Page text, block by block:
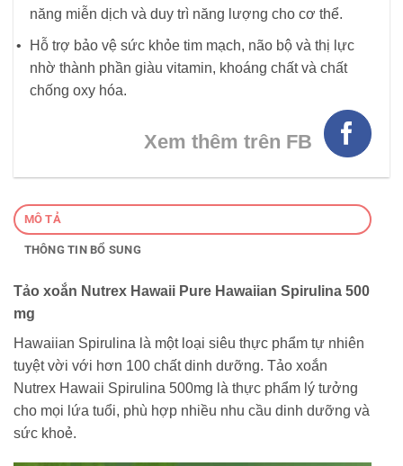
năng miễn dịch và duy trì năng lượng cho cơ thể.
Hỗ trợ bảo vệ sức khỏe tim mạch, não bộ và thị lực
nhờ thành phần giàu vitamin, khoáng chất và chất
chống oxy hóa.
Xem thêm trên FB
MÔ TẢ
THÔNG TIN BỔ SUNG
Tảo xoắn Nutrex Hawaii Pure Hawaiian Spirulina 500
mg
Hawaiian Spirulina là một loại siêu thực phẩm tự nhiên
tuyệt vời với hơn 100 chất dinh dưỡng. Tảo xoắn
Nutrex Hawaii Spirulina 500mg là thực phẩm lý tưởng
cho mọi lứa tuổi, phù hợp nhiều nhu cầu dinh dưỡng và
sức khoẻ.